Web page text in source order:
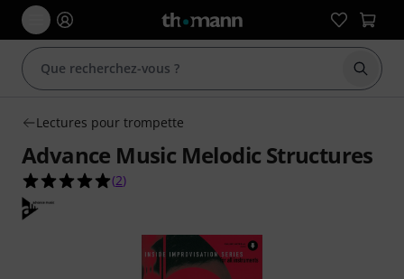
Lectures pour trompette
Advance Music Melodic Structures
5.0 étoiles sur 5 d'après 2 évaluations clients
(2)